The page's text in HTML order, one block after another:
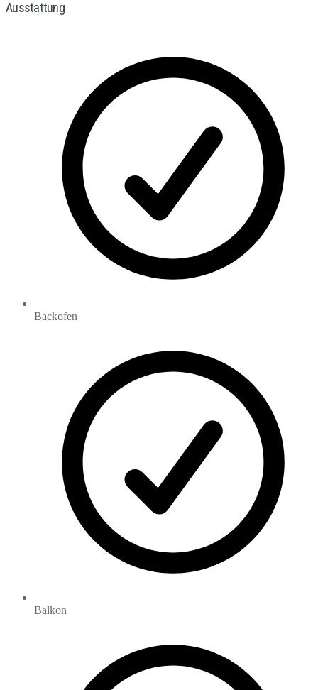
Ausstattung
Backofen
Balkon